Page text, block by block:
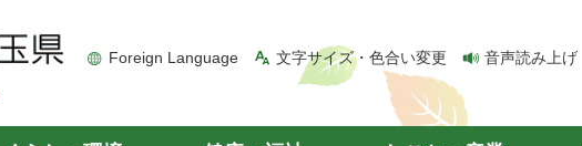
Foreign Language 文字サイズ・色合い変更 音声読み上げ